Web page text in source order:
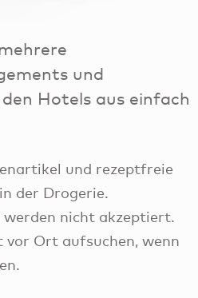
und
Hotels aus einfach
und rezeptfreie
der Drogerie.
werden nicht akzeptiert.
vor Ort aufsuchen, wenn